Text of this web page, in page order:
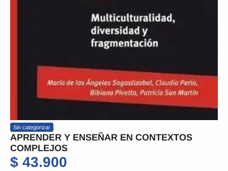
Sin categorizar
APRENDER Y ENSEÑAR EN CONTEXTOS
COMPLEJOS
$ 43.900